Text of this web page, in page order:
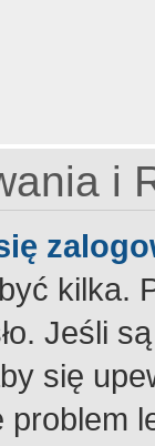
i
kilka.
Jeśli
się